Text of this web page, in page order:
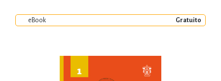
eBook Gratuito